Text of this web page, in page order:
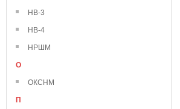
НВ-3
НВ-4
НРШМ
О
ОКСНМ
П